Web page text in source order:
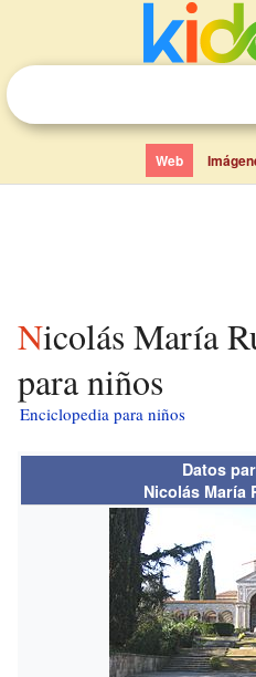
Web
Nicolás María Rubió Tudurí
para niños
Enciclopedia para niños
Datos
Nicolás María